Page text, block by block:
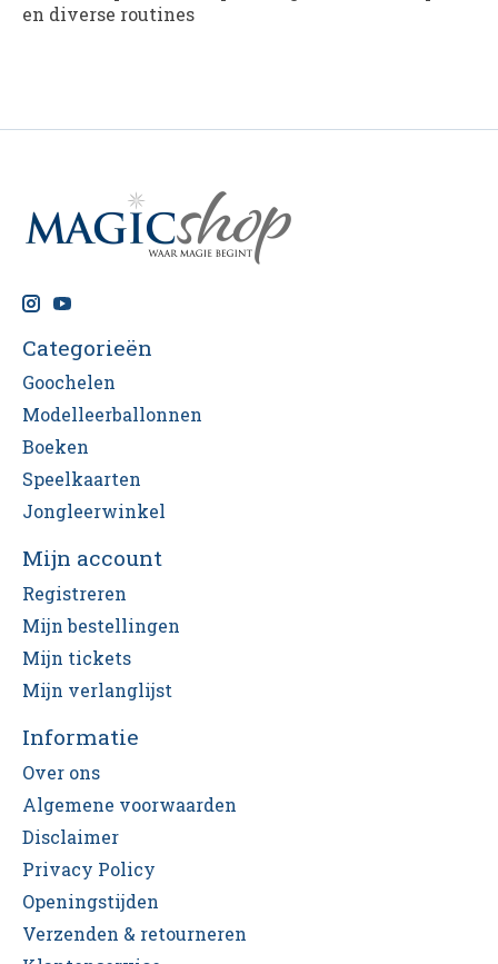
en diverse routines
Categorieën
Goochelen
Modelleerballonnen
Boeken
Speelkaarten
Jongleerwinkel
Mijn account
Registreren
Mijn bestellingen
Mijn tickets
Mijn verlanglijst
Informatie
Over ons
Algemene voorwaarden
Disclaimer
Privacy Policy
Openingstijden
Verzenden & retourneren